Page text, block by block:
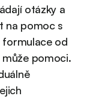
otázky a
na pomoc s
formulace od
pomoci.